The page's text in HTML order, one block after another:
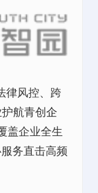
风控、跨
航青创企
盖企业全生
务直击高频